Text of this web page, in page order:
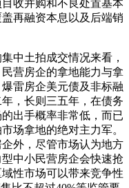
收并购和不良处置基本
再融资本息以及后端销
中土拍成交情况来看，
营房企的拿地能力与拿
雷房企美元债及非标融
，长则三五年，在债务
出手概率非常低，而已
场拿地的绝对主力军。
外，尽管市场认为地方
中小民营房企会快速抢
性市场可以带来竞争性